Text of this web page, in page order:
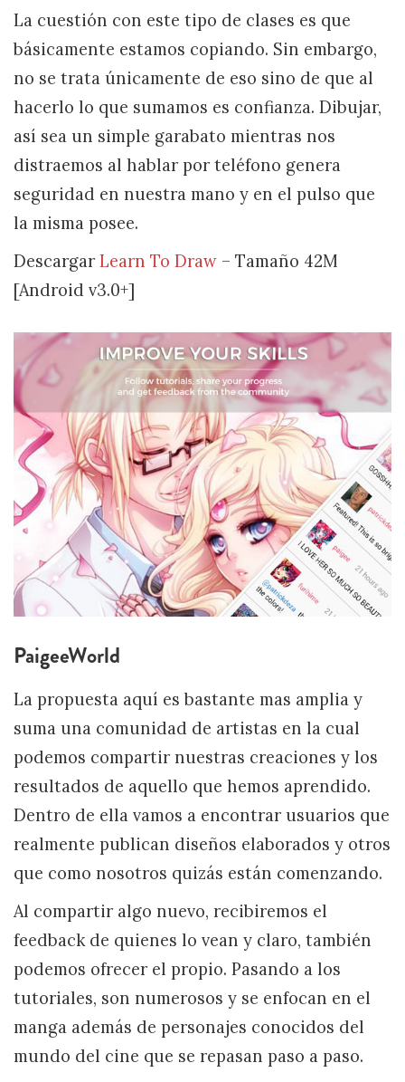
La cuestión con este tipo de clases es que
básicamente estamos copiando. Sin embargo,
no se trata únicamente de eso sino de que al
hacerlo lo que sumamos es confianza. Dibujar,
así sea un simple garabato mientras nos
distraemos al hablar por teléfono genera
seguridad en nuestra mano y en el pulso que
la misma posee.
Descargar Learn To Draw – Tamaño 42M
[Android v3.0+]
PaigeeWorld
La propuesta aquí es bastante mas amplia y
suma una comunidad de artistas en la cual
podemos compartir nuestras creaciones y los
resultados de aquello que hemos aprendido.
Dentro de ella vamos a encontrar usuarios que
realmente publican diseños elaborados y otros
que como nosotros quizás están comenzando.
Al compartir algo nuevo, recibiremos el
feedback de quienes lo vean y claro, también
podemos ofrecer el propio. Pasando a los
tutoriales, son numerosos y se enfocan en el
manga además de personajes conocidos del
mundo del cine que se repasan paso a paso.